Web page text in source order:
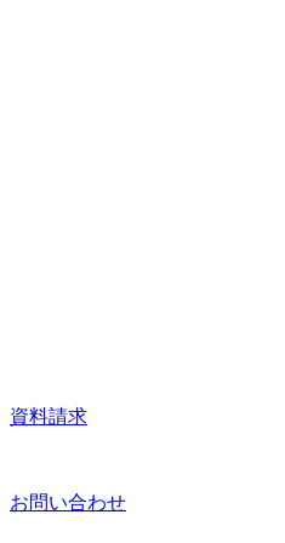
資料請求
お問い合わせ